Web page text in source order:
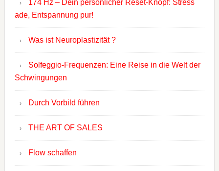
174 Hz – Dein persönlicher Reset-Knopf: Stress
ade, Entspannung pur!
Was ist Neuroplastizität ?
Solfeggio-Frequenzen: Eine Reise in die Welt der
Schwingungen
Durch Vorbild führen
THE ART OF SALES
Flow schaffen